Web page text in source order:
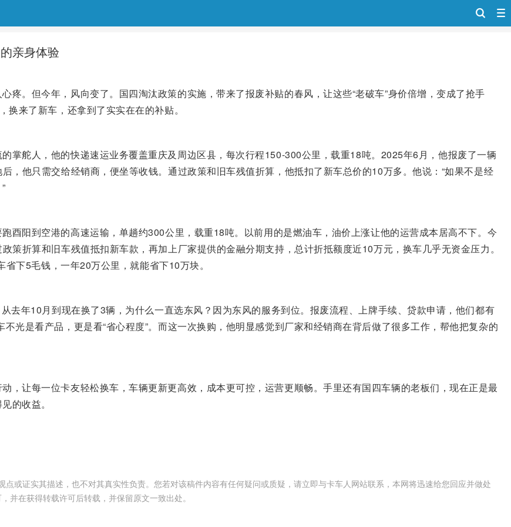
亲身体验
疼。但今年，风向变了。国四淘汰政策的实施，带来了报废补贴的春风，让这些“老破车”身价倍增，变成了抢手
换来了新车，还拿到了实实在在的补贴。
掌舵人，他的快递速运业务覆盖重庆及周边区县，每次行程150-300公里，载重18吨。2025年6月，他报废了一辆
，他只需交给经销商，便坐等收钱。通过政策和旧车残值折算，他抵扣了新车总价的10万多。他说：“如果不是经
酉阳到空港的高速运输，单趟约300公里，载重18吨。以前用的是燃油车，油价上涨让他的运营成本居高不下。今
策折算和旧车残值抵扣新车款，再加上厂家提供的金融分期支持，总计折抵额度近10万元，换车几乎无资金压力。
下5毛钱，一年20万公里，就能省下10万块。
去年10月到现在换了3辆，为什么一直选东风？因为东风的服务到位。报废流程、上牌手续、贷款申请，他们都有
光是看产品，更是看“省心程度”。而这一次换购，他明显感觉到厂家和经销商在背后做了很多工作，帮他把复杂的
，让每一位卡友轻松换车，车辆更新更高效，成本更可控，运营更顺畅。手里还有国四车辆的老板们，现在正是最
的收益。
或证实其描述，也不对其真实性负责。您若对该稿件内容有任何疑问或质疑，请立即与卡车人网站联系，本网将迅速给您回应并做处
并在获得转载许可后转载，并保留原文一致出处。